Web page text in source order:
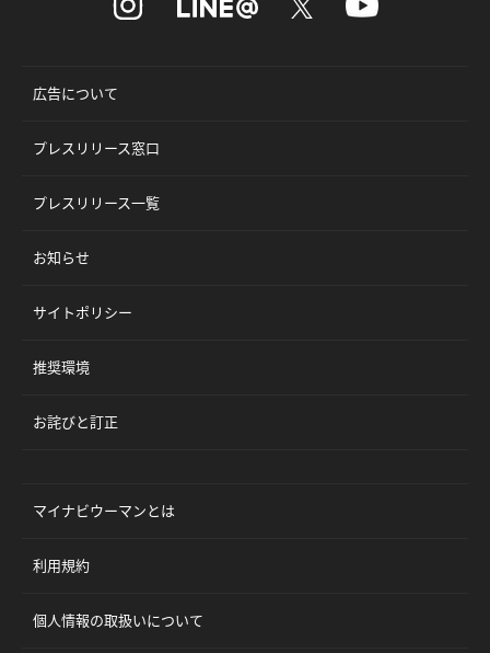
広告について
プレスリリース窓口
プレスリリース一覧
お知らせ
サイトポリシー
推奨環境
お詫びと訂正
マイナビウーマンとは
利用規約
個人情報の取扱いについて